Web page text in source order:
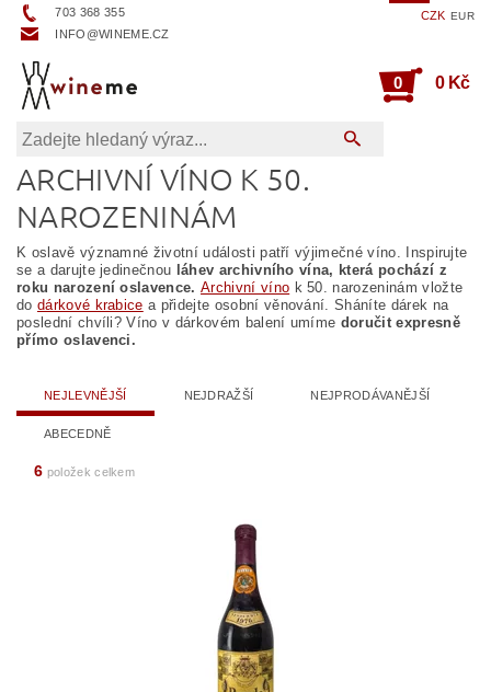
703 368 355
INFO@WINEME.CZ
CZK EUR
0 0 Kč
ARCHIVNÍ VÍNO K 50.
NAROZENINÁM
K oslavě významné životní události patří výjimečné víno. Inspirujte
se a darujte jedinečnou láhev archivního vína, která pochází z
roku narození oslavence.Archivní víno k 50. narozeninám vložte
do dárkové krabice a přidejte osobní věnování. Sháníte dárek na
poslední chvíli? Víno v dárkovém balení umíme doručit expresně
přímo oslavenci.
NEJLEVNĚJŠÍ NEJDRAŽŠÍ NEJPRODÁVANĚJŠÍ
ABECEDNĚ
6 položek celkem